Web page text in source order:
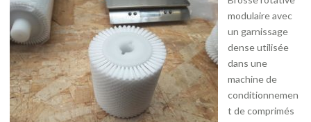
modulaire avec
un garnissage
dense utilisée
dans une
machine de
conditionnemen
t de comprimés